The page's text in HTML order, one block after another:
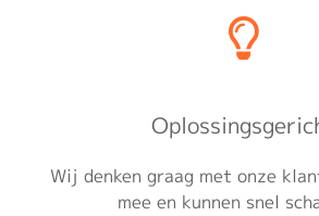
Wij denken graag met onze
mee en kunnen snel